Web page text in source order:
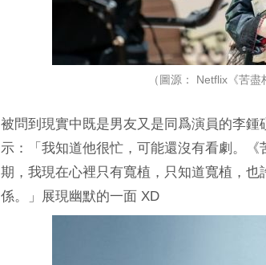
（圖源： Netflix《苦盡
被問到現實中既是男友又是同爲演員的李
示：「我知道他很忙，可能還沒有看劇。
期，我現在心裡只有寬植，只知道寬植，
係。」展現幽默的一面 XD